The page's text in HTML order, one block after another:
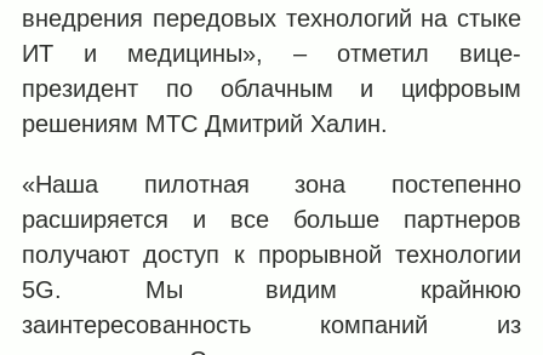
внедрения передовых технологий на стыке
ИТ и медицины», – отметил вице-
президент по облачным и цифровым
решениям МТС Дмитрий Халин.
«Наша пилотная зона постепенно
расширяется и все больше партнеров
получают доступ к прорывной технологии
5G. Мы видим крайнюю
заинтересованность компаний из